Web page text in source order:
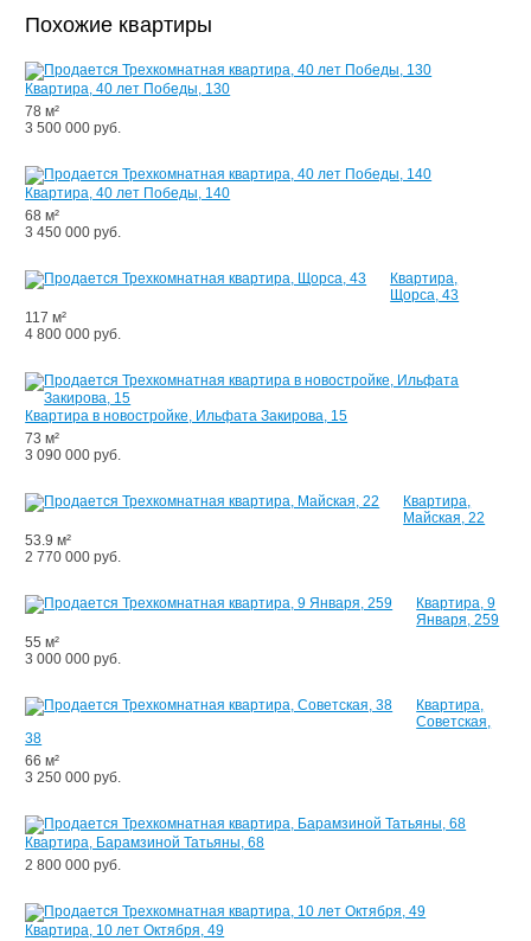
Похожие квартиры
Квартира, 40 лет Победы, 130
78 м²
3 500 000 руб.
Квартира, 40 лет Победы, 140
68 м²
3 450 000 руб.
Квартира,
Щорса, 43
117 м²
4 800 000 руб.
Квартира в новостройке, Ильфата Закирова, 15
73 м²
3 090 000 руб.
Квартира,
Майская, 22
53.9 м²
2 770 000 руб.
Квартира, 9
Января, 259
55 м²
3 000 000 руб.
Квартира,
Советская,
38
66 м²
3 250 000 руб.
Квартира, Барамзиной Татьяны, 68
2 800 000 руб.
Квартира, 10 лет Октября, 49